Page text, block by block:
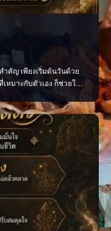
ำคัญ เพียงเริ่มต้นวันด้วย
หมาะกับตัวเอง ก็ช่วยให้
น การเงิน ความรัก หรือ
องเราเอง ติดตามเรื่องราว